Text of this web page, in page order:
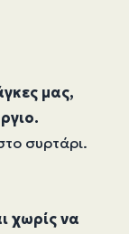
μας,
συρτάρι.
χωρίς να